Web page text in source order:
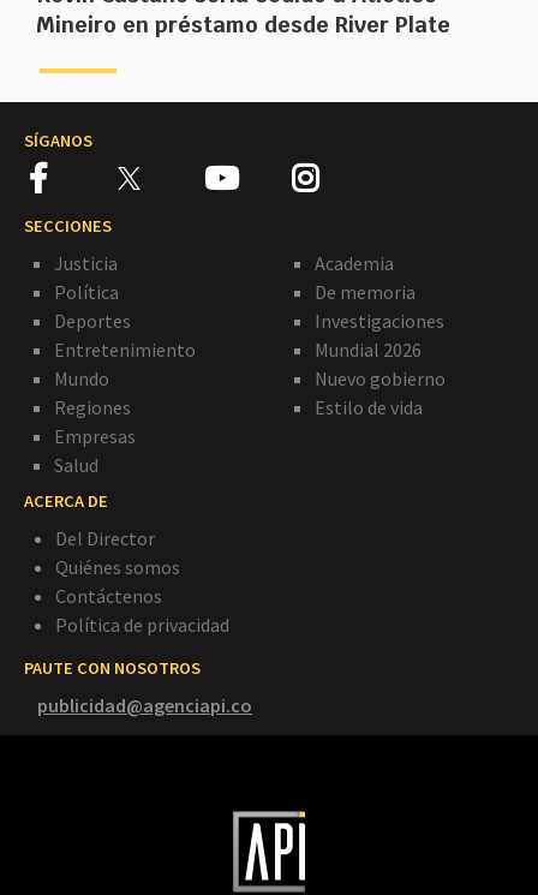
Mineiro en préstamo desde River Plate
SÍGANOS
SECCIONES
Justicia
Política
Deportes
Entretenimiento
Mundo
Regiones
Empresas
Salud
Academia
De memoria
Investigaciones
Mundial 2026
Nuevo gobierno
Estilo de vida
ACERCA DE
Del Director
Quiénes somos
Contáctenos
Política de privacidad
PAUTE CON NOSOTROS
publicidad@agenciapi.co